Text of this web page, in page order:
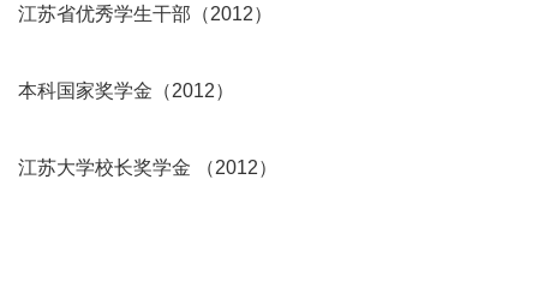
江苏省优秀学生干部（2012）
本科国家奖学金（2012）
江苏大学校长奖学金 （2012）